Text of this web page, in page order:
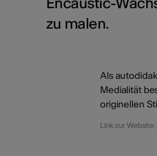
zu malen.
Als
Medialität
originellen
Link zur Website: